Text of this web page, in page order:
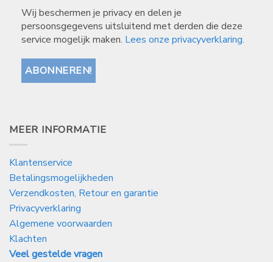
Wij beschermen je privacy en delen je
persoonsgegevens uitsluitend met derden die deze
service mogelijk maken. Lees onze privacyverklaring.
MEER INFORMATIE
Klantenservice
Betalingsmogelijkheden
Verzendkosten, Retour en garantie
Privacyverklaring
Algemene voorwaarden
Klachten
Veel gestelde vragen